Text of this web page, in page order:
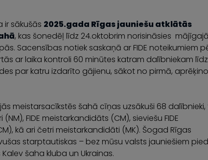
ir sākušās 2025.gada Rīgas jauniešu atklātās
, kas šonedēļ līdz 24.oktobrim norisināsies
Sacensības notiek saskaņā ar FIDE noteikumiem
ar laika kontroli 60 minūtes katram dalībniekam
par katru izdarīto gājienu, sākot no pirmā, aprēķinot
meistarsacīkstēs šahā cīņas uzsākuši 68
FIDE meistarkandidāts (CM), sieviešu FIDE
kā ari četri meistarkandidāti (MK). Šogad Rīgas
starptautiskas – bez mūsu valsts jauniešiem
šaha kluba un Ukrainas.